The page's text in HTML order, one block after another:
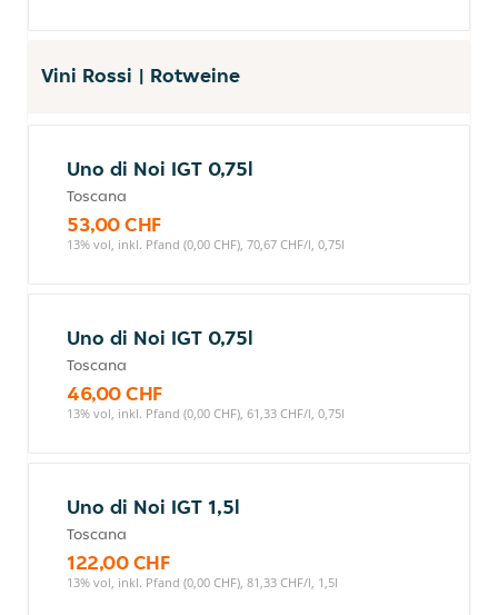
Vini Rossi | Rotweine
Uno di Noi IGT 0,75l
Toscana
53,00 CHF
13% vol, inkl. Pfand (0,00 CHF), 70,67 CHF/l, 0,75l
Uno di Noi IGT 0,75l
Toscana
46,00 CHF
13% vol, inkl. Pfand (0,00 CHF), 61,33 CHF/l, 0,75l
Uno di Noi IGT 1,5l
Toscana
122,00 CHF
13% vol, inkl. Pfand (0,00 CHF), 81,33 CHF/l, 1,5l